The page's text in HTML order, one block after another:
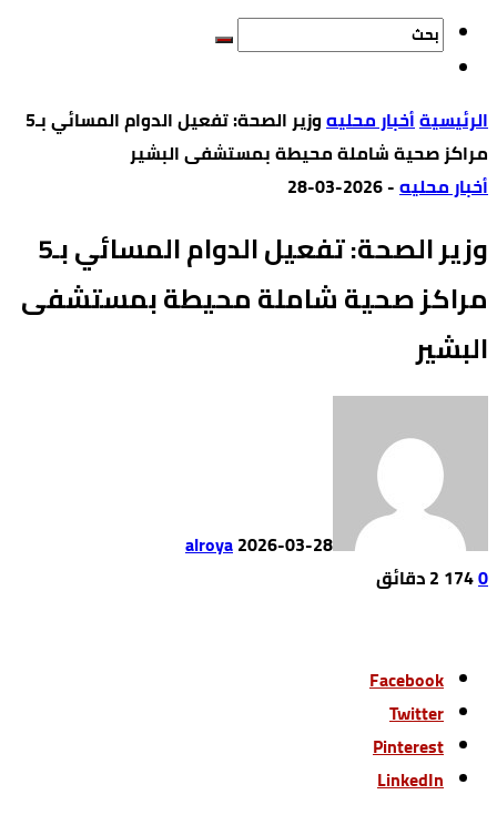
‫الرئيسية‬أخبار محليه
وزير الصحة: تفعيل الدوام المسائي بـ5
مراكز صحية شاملة محيطة بمستشفى البشير
أخبار محليه-
2026-03-28
وزير الصحة: تفعيل الدوام المسائي بـ5
مراكز صحية شاملة محيطة بمستشفى
البشير
alroya2026-03-28
0
174 2 ‫دقائق‬
Facebook
Twitter
Pinterest
LinkedIn